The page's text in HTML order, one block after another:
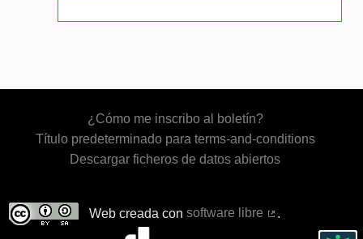
¿Cómo me inscribo al boletín?
Título predeterminado para terms-and-conditions
Descargar ficheros de datos abiertos
Web creada con software libre
(Enlace externo)
.